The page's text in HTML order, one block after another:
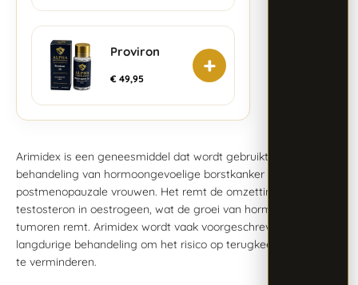
Proviron
€ 49,95 +
Arimidex is een geneesmiddel dat wordt gebruikt bij de
behandeling van hormoongevoelige borstkanker bij
postmenopauzale vrouwen. Het remt de omzetting van
testosteron in oestrogeen, wat de groei van hormoongevoelige
tumoren remt. Arimidex wordt vaak voorgeschreven als
langdurige behandeling om het risico op terugkeer van kanker
te verminderen.